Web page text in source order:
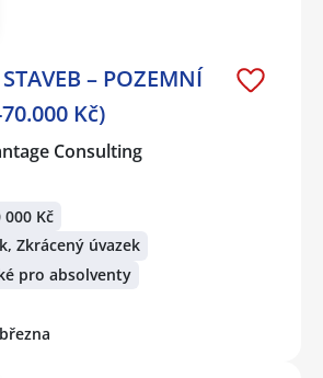
– POZEMNÍ
Kč)
Consulting
000 Kč
Zkrácený úvazek
pro absolventy